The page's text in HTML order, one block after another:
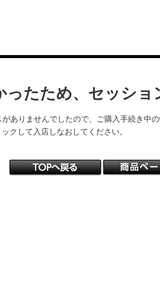
ったため、セッショ
ありませんでしたので、ご購入手続き中の
クして入店しなおしてください。